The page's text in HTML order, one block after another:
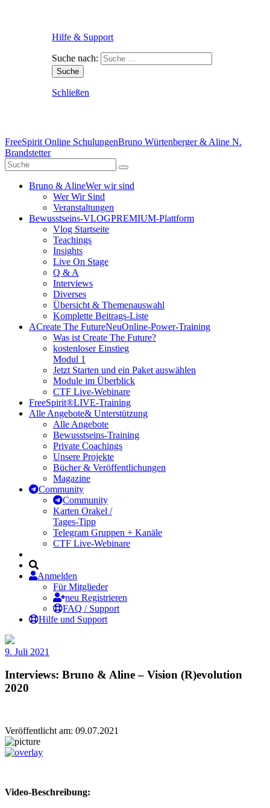
Hilfe & Support
Suche nach:
Schließen
FreeSpirit Online SchulungenBruno Würtenberger & Aline N.
Brandstetter
Bruno & AlineWer wir sind
Wer Wir Sind
Veranstaltungen
Bewusstseins-VLOGPREMIUM-Plattform
Vlog Startseite
Teachings
Insights
Live On Stage
Q & A
Interviews
Diverses
Übersicht & Themenauswahl
Komplette Beitrags-Liste
ACreate The FutureNeuOnline-Power-Training
Was ist Create The Future?
kostenloser Einstieg
Modul 1
Jetzt Starten und ein Paket auswählen
Module im Überblick
CTF Live-Webinare
FreeSpirit®LIVE-Training
Alle Angebote& Unterstützung
Alle Angebote
Bewusstseins-Training
Private Coachings
Unsere Projekte
Bücher & Veröffentlichungen
Magazine
Community
Community
Karten Orakel /
Tages-Tipp
Telegram Gruppen + Kanäle
CTF Live-Webinare
Anmelden
Für Mitglieder
neu Registrieren
FAQ / Support
Hilfe und Support
9. Juli 2021
Interviews: Bruno & Aline – Vision (R)evolution
2020
Veröffentlicht am: 09.07.2021
Video-Beschreibung: